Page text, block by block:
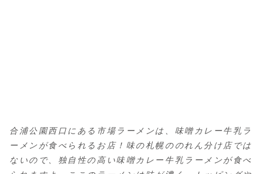
合浦公園西口にある市場ラーメンは、味噌カレー牛乳ラ
ーメンが食べられるお店！味の札幌ののれん分け店では
ないので、独自性の高い味噌カレー牛乳ラーメンが食べ